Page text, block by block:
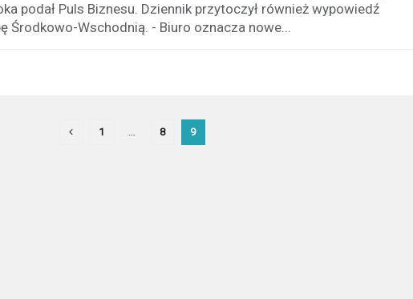
podał Puls Biznesu. Dziennik przytoczył również wypowiedź
Środkowo-Wschodnią. - Biuro oznacza nowe...
1 … 8 9